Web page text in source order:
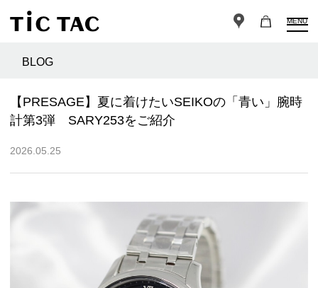
MENU
BLOG
【PRESAGE】夏に着けたいSEIKOの「青い」腕時
計第3弾 SARY253をご紹介
2026.05.25